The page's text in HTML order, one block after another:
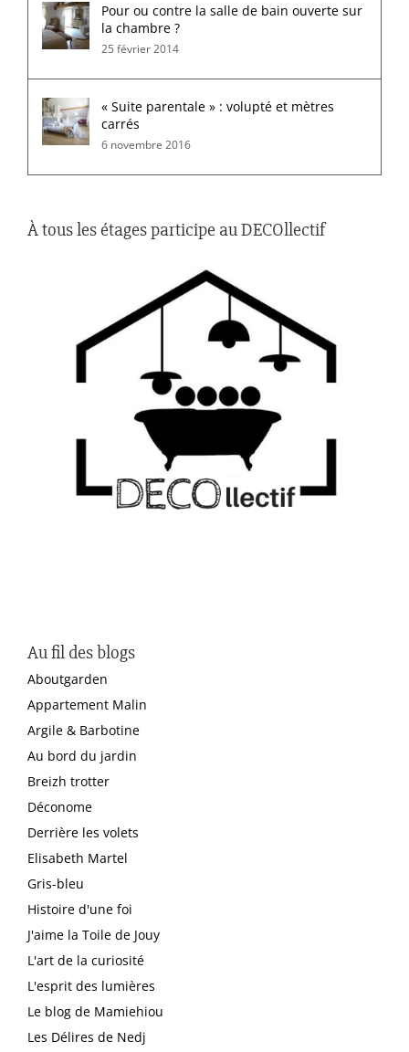
Pour ou contre la salle de bain ouverte sur
la chambre ?
25 février 2014
« Suite parentale » : volupté et mètres
carrés
6 novembre 2016
À tous les étages participe au DECOllectif
Au fil des blogs
Aboutgarden
Appartement Malin
Argile & Barbotine
Au bord du jardin
Breizh trotter
Déconome
Derrière les volets
Elisabeth Martel
Gris-bleu
Histoire d'une foi
J'aime la Toile de Jouy
L'art de la curiosité
L'esprit des lumières
Le blog de Mamiehiou
Les Délires de Nedj